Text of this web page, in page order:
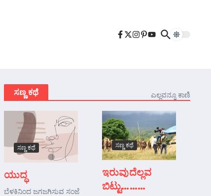
ಸಣ್ಣ ಕಥೆ ಎಲ್ಲವನ್ನೂ ಕಾಣಿ
ಸಣ್ಣ ಕಥೆ
ಯುದ್ಧ
ಬೆಳಕಿನಿಂದ ಜಗಜಗಿಸುವ ಸಂಜೆ
ಸಣ್ಣ ಕಥೆ
ಇರುವುದೆಲ್ಲವ
ಬಿಟ್ಟು………